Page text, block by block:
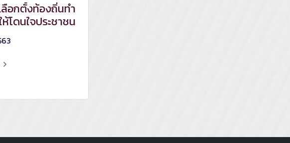
อกตั้งท้องถิ่นทำ
ห้โดนใจประชาชน